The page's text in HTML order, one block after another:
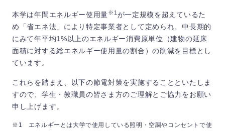
本学は年間エネルギー使用量※1 が一定規模を超えているた
め「省エネ法」により特定事業者として定められ、中長期的
にみて年平均1%以上のエネルギー消費原単位（建物の延床
面積に対する総エネルギー使用量の割合）の削減を目標とし
ています。
これらを踏まえ、以下の節電対策を実施することといたしま
すので、学生・教職員の皆さま方のご理解とご協力をお願い
申し上げます。
※1 エネルギーとは大学で使用している照明・空調やコンセントで使